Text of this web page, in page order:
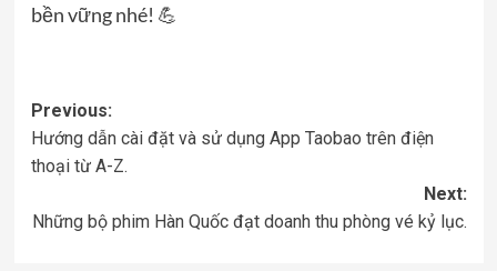
bền vững nhé! 💪
Post
navigation
Previous:
Hướng dẫn cài đặt và sử dụng App Taobao trên điện
thoại từ A-Z.
Next:
Những bộ phim Hàn Quốc đạt doanh thu phòng vé kỷ lục.